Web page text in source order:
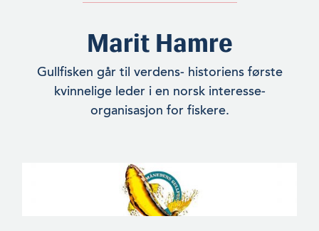
Marit Hamre
Gullfisken går til verdens- historiens første
kvinnelige leder i en norsk interesse-
organisasjon for fiskere.